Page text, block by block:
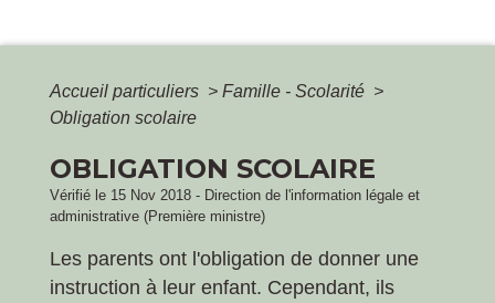
Accueil particuliers > Famille - Scolarité >
Obligation scolaire
OBLIGATION SCOLAIRE
Vérifié le 15 Nov 2018 - Direction de l'information légale et
administrative (Première ministre)
Les parents ont l'obligation de donner une
instruction à leur enfant. Cependant, ils